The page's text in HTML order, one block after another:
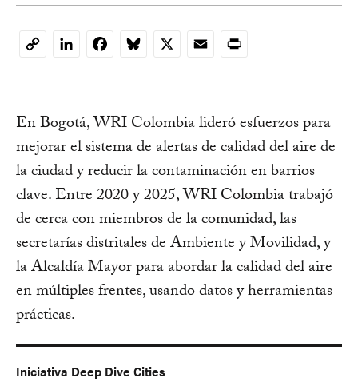
CopyLinkedInFacebookBluesky
X EmailPrint
En Bogotá, WRI Colombia lideró esfuerzos para
mejorar el sistema de alertas de calidad del aire de
la ciudad y reducir la contaminación en barrios
clave. Entre 2020 y 2025, WRI Colombia trabajó
de cerca con miembros de la comunidad, las
secretarías distritales de Ambiente y Movilidad, y
la Alcaldía Mayor para abordar la calidad del aire
en múltiples frentes, usando datos y herramientas
prácticas.
Iniciativa Deep Dive Cities